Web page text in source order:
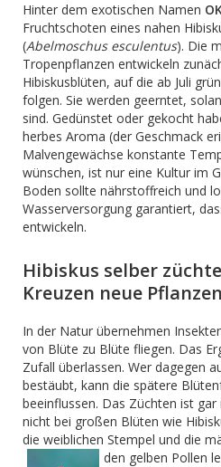
Hinter dem exotischen Namen
Fruchtschoten eines nahen
(Abelmoschus esculentus). Die
Tropenpflanzen entwickeln
Hibiskusblüten, auf die ab Juli
folgen. Sie werden geerntet,
sind. Gedünstet oder gekocht
herbes Aroma (der Geschmack
Malvengewächse konstante
wünschen, ist nur eine Kultur im
Boden sollte nährstoffreich und
Wasserversorgung garantiert,
entwickeln.
Hibiskus selber
Kreuzen neue
In der Natur übernehmen
von Blüte zu Blüte fliegen. Das
Zufall überlassen. Wer dagegen
bestäubt, kann die spätere
beeinflussen. Das Züchten ist
nicht bei großen Blüten wie
die weiblichen Stempel und die
den gelben Pollen